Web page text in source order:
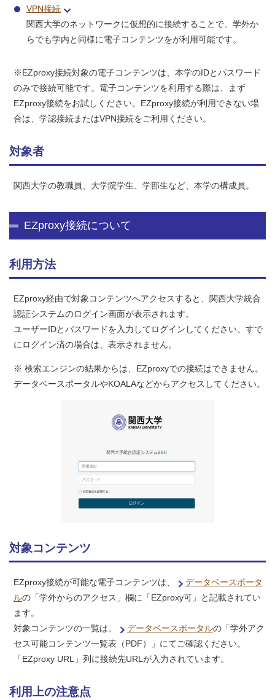
VPN接続
関西大学のネットワークに仮想的に接続することで、学外か
らでも学内と同様に電子コンテンツをが利用可能です。
※EZproxy接続対象の電子コンテンツは、本学のIDとパスワード
のみで接続可能です。電子コンテンツを利用する際は、まず
EZproxy接続をお試しください。EZproxy接続が利用できない場
合は、学認接続またはVPN接続をご利用ください。
対象者
関西大学の教職員、大学院学生、学部生など、本学の構成員。
EZproxy接続について
利用方法
EZproxy経由で対象コンテンツへアクセスすると、関西大学統合
認証システムのログイン画面が表示されます。
ユーザーIDとパスワードを入力してログインしてください。すで
にログイン済の場合は、表示されません。
※ 検索エンジンの結果からは、EZproxyでの接続はできません。
データベースポータルやKOALAなどからアクセスしてください。
対象コンテンツ
EZproxy接続が可能な電子コンテンツは、
データベースポータ
ルの「学外からのアクセス」欄に「EZproxy可」と記載されてい
ます。
対象コンテンツの一覧は、
データベースポータルの「学外アク
セス可能コンテンツ一覧表（PDF）」にてご確認ください。
「EZproxy URL」列に接続先URLが入力されています。
利用上の注意点